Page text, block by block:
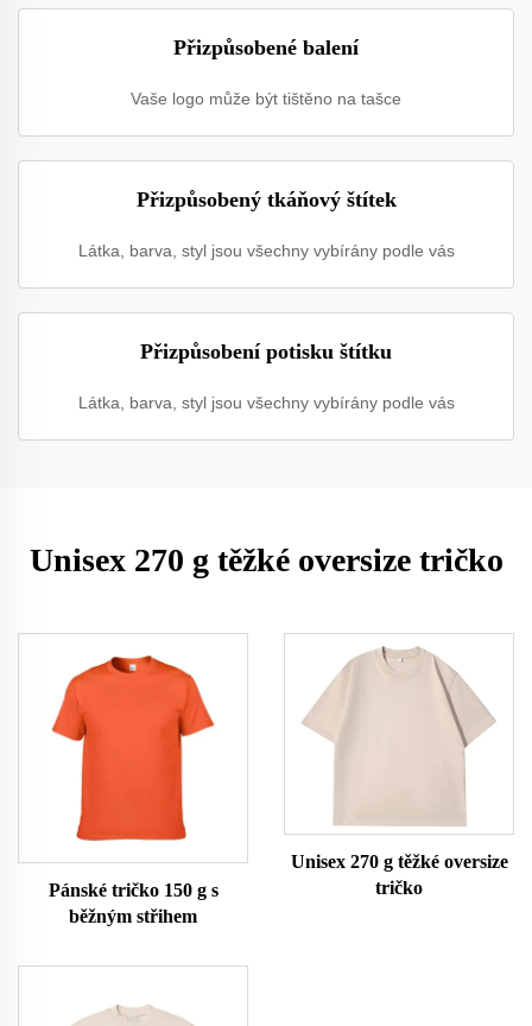
Přizpůsobené balení
Vaše logo může být tištěno na tašce
Přizpůsobený tkáňový štítek
Látka, barva, styl jsou všechny vybírány podle vás
Přizpůsobení potisku štítku
Látka, barva, styl jsou všechny vybírány podle vás
Unisex 270 g těžké oversize tričko
Pánské tričko 150 g s
běžným střihem
Unisex 270 g těžké oversize
tričko